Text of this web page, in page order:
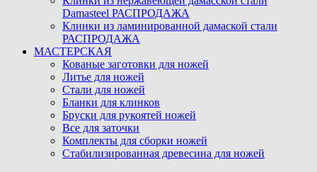
Damasteel РАСПРОДАЖА
Клинки из ламинированной дамаской стали
РАСПРОДАЖА
МАСТЕРСКАЯ
Кованые заготовки для ножей
Литье для ножей
Стали для ножей
Бланки для клинков
Бруски для рукоятей ножей
Все для заточки
Комплекты для сборки ножей
Стабилизированная древесина для ножей